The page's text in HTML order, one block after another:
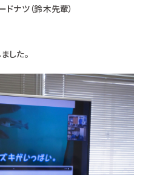
ナツ（鈴木先輩）
した。